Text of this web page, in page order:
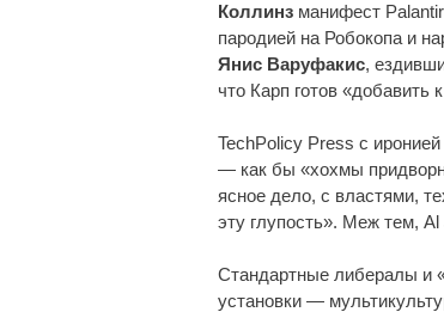
Коллинз манифест
пародией на Робокопа и
Янис Варуфакис,
что Карп готов «добавить
TechPolicy Press с
— как бы «хохмы
ясное дело, с властями,
эту глупость». Меж тем,
Стандартные либералы и
установки —